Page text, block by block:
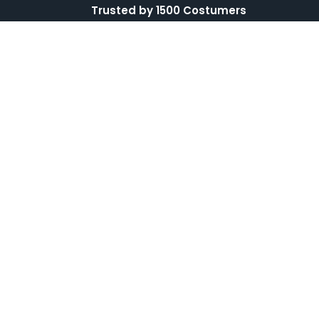
Trusted by 1500 Costumers